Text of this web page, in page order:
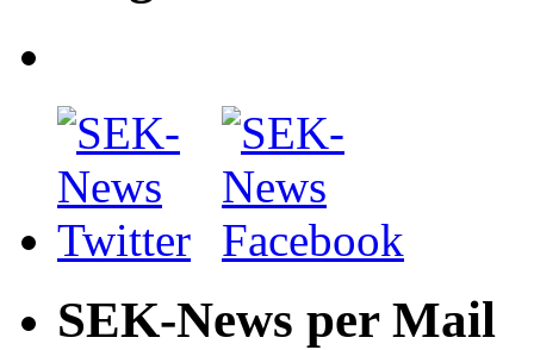
SEK-News per Mail